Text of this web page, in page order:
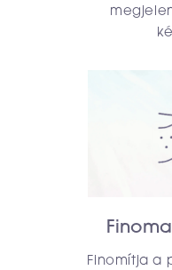
Finomítja a